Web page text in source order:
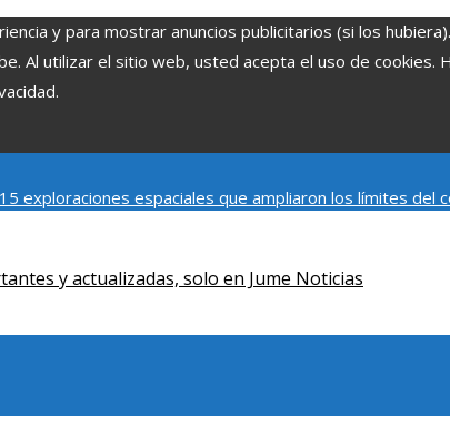
y para mostrar anuncios publicitarios (si los
Al utilizar el sitio web, usted acepta el uso de cookies.
exploraciones espaciales que ampliaron los límites del
y actualizadas, solo en Jume Noticias